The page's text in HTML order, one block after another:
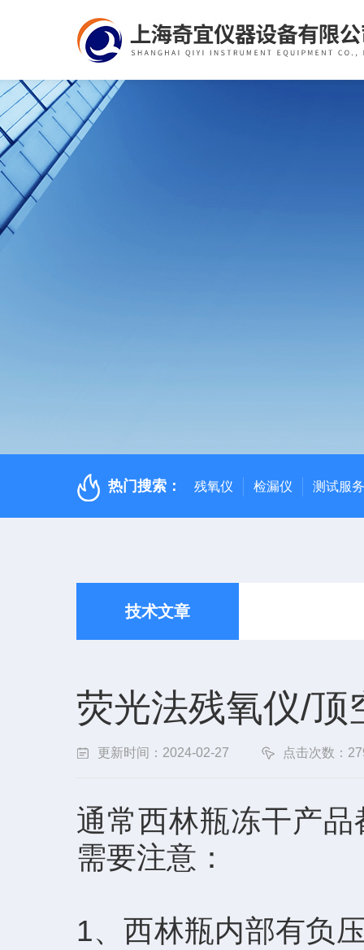
热门搜索： 残氧仪 检漏仪 测试服务
技术文章
荧光法残氧仪/顶
更新时间：2024-02-27 点击次数：
通常西林瓶冻干产
需要注意：
1、西林瓶内部有负